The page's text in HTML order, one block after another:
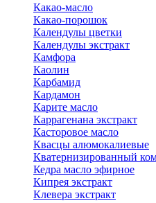
Какао-масло
Какао-порошок
Календулы цветки
Календулы экстракт
Камфора
Каолин
Карбамид
Кардамон
Карите масло
Каррагенана экстракт
Касторовое масло
Квасцы алюмокалиевые
Кватернизированный
Кедра масло эфирное
Кипрея экстракт
Клевера экстракт